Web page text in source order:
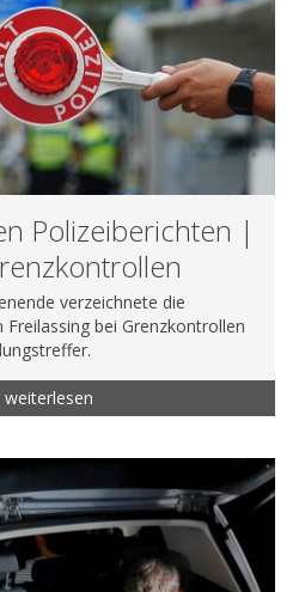
Polizeiberichten |
verzeichnete die
bei Grenzkontrollen
weiterlesen